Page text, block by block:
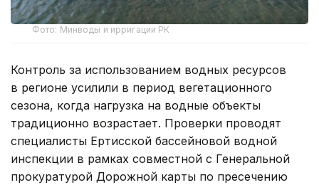
Фото: Минводы и ирригации РК
Контроль за использованием водных ресурсов
в регионе усилили в период вегетационного
сезона, когда нагрузка на водные объекты
традиционно возрастает. Проверки проводят
специалисты Ертисской бассейновой водной
инспекции в рамках совместной с Генеральной
прокуратурой Дорожной карты по пресечению